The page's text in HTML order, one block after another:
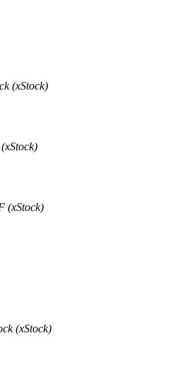
(xStock)
(xStock)
(xStock)